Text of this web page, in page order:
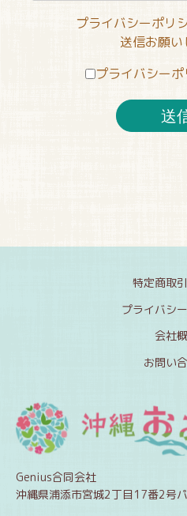
プライバシーポリ
送信お願い
プライバシー
送
特定商取
プライバシ
会社
お問い
Genius合同会社
沖縄県浦添市宮城2丁目17番2号